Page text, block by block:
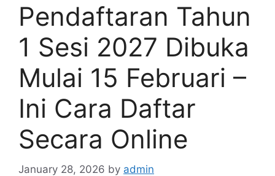
Pendaftaran Tahun
1 Sesi 2027 Dibuka
Mulai 15 Februari –
Ini Cara Daftar
Secara Online
January 28, 2026 by admin